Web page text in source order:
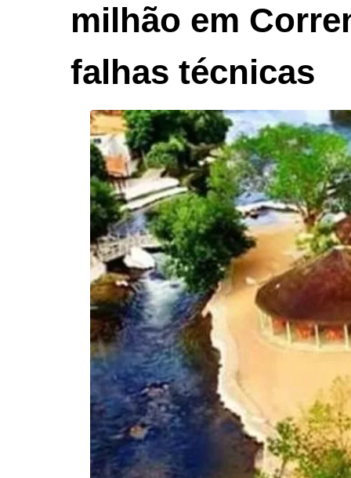
milhão em
falhas técnicas